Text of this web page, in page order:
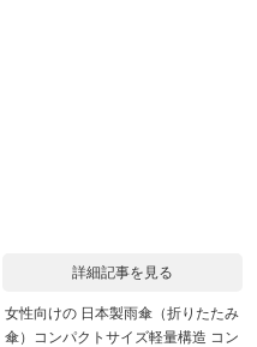
詳細記事を見る
女性向けの 日本製雨傘（折りたたみ
傘）コンパクトサイズ軽量構造 コン